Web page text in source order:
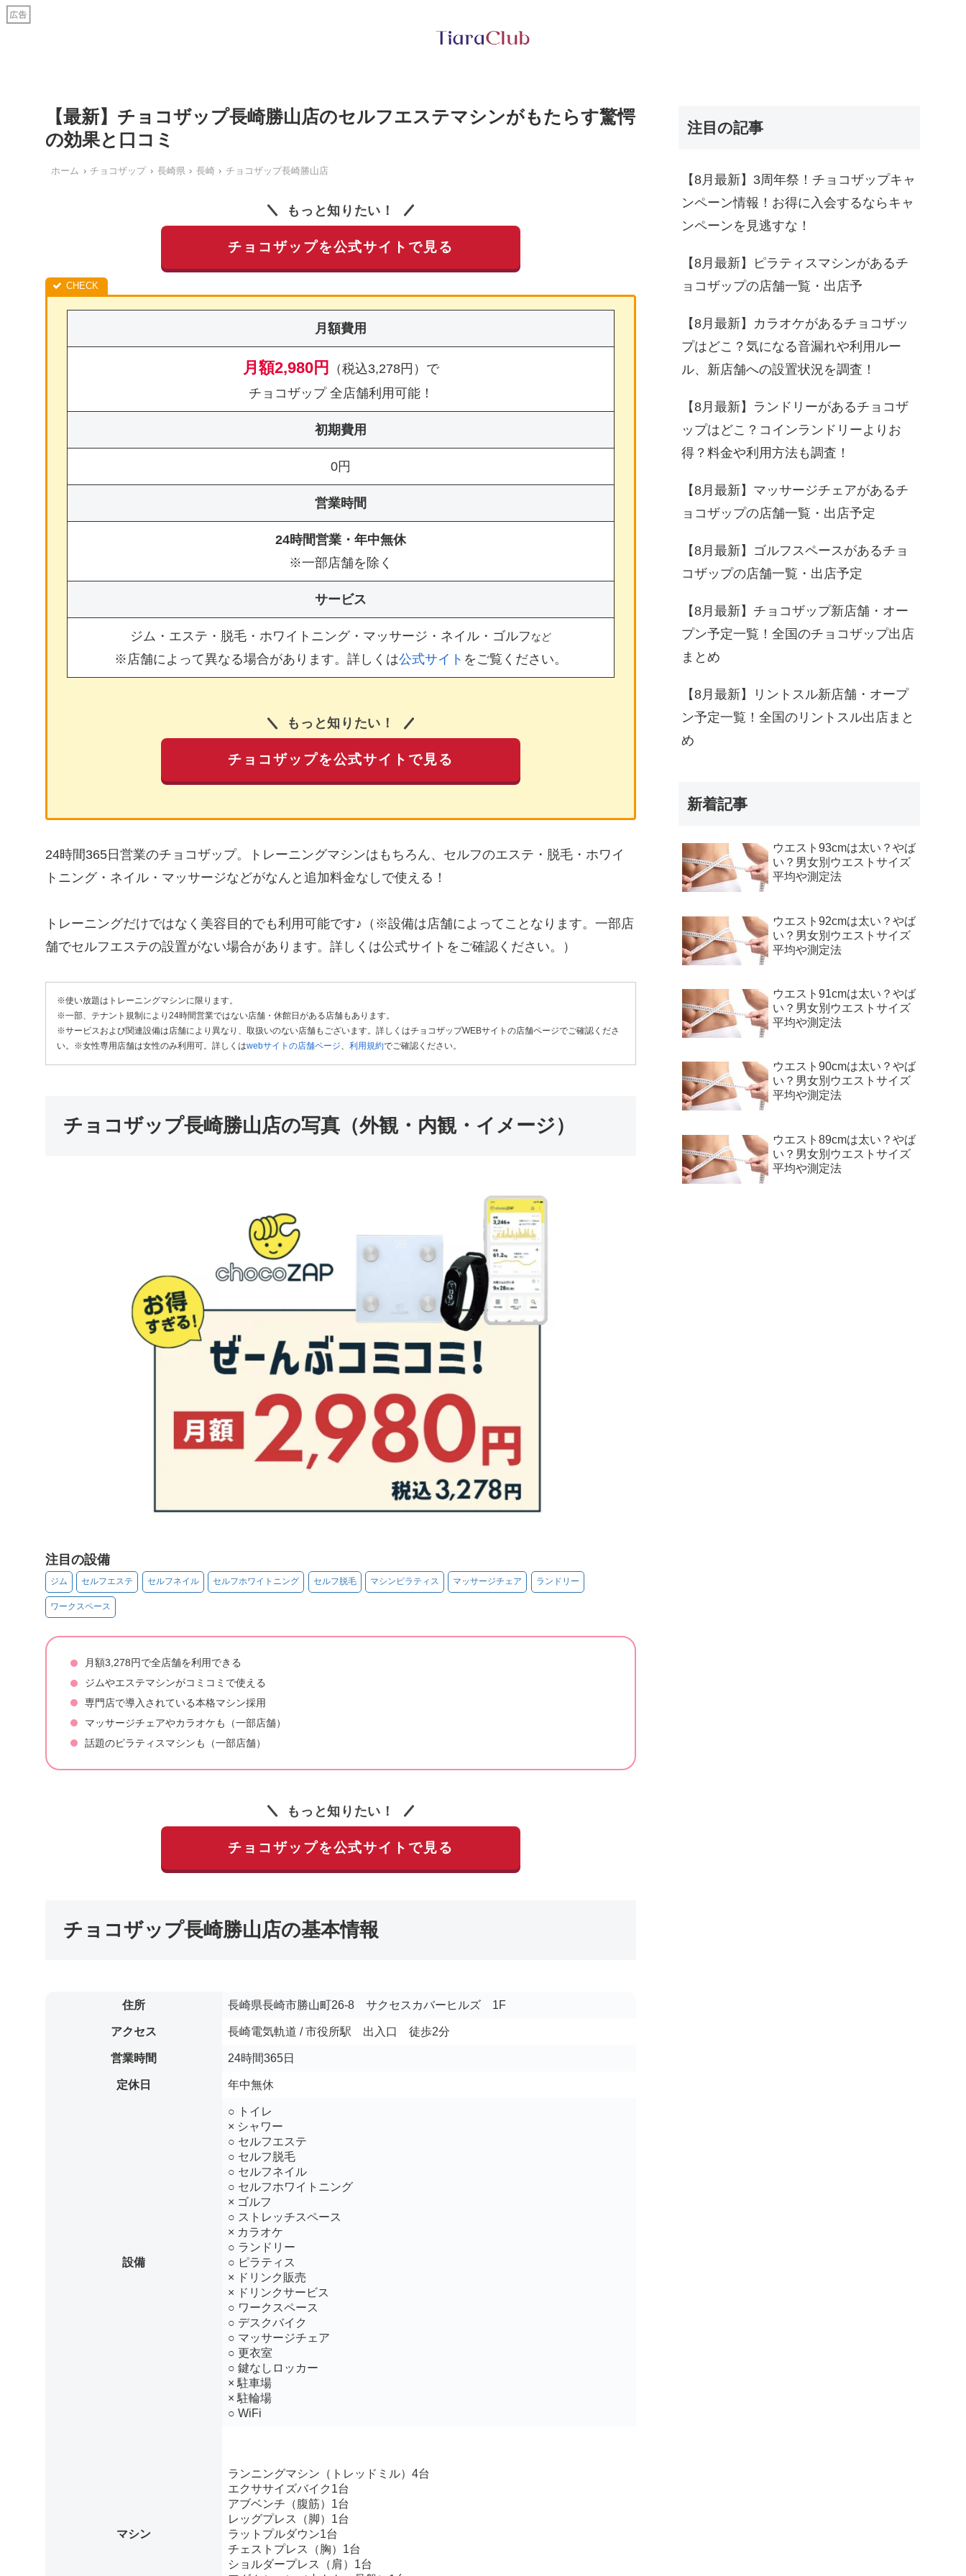
【最新】チョコザップ長崎勝山店のセルフエステマシンがもたらす驚愕
の効果と口コミ
ホーム チョコザップ 長崎県 長崎 チョコザップ長崎勝山店
もっと知りたい！
チョコザップを公式サイトで見る
月額費用
月額2,980円
（税込3,278円）で
チョコザップ 全店舗利用可能！
初期費用
0円
営業時間
24時間営業・年中無休
※一部店舗を除く
サービス
ジム・エステ・脱毛・ホワイトニング・マッサージ・ネイル・ゴルフなど
※店舗によって異なる場合があります。詳しくは公式サイト をご覧ください。
もっと知りたい！
チョコザップを公式サイトで見る
24時間365日営業のチョコザップ。トレーニングマシンはもちろん、セルフのエステ・脱毛・ホワイ
トニング・ネイル・マッサージなどがなんと追加料金なしで使える！
トレーニングだけではなく美容目的でも利用可能です♪（※設備は店舗によってことなります。一部店
舗でセルフエステの設置がない場合があります。詳しくは公式サイトをご確認ください。）
※使い放題はトレーニングマシンに限ります。
※一部、テナント規制により24時間営業ではない店舗・休館日がある店舗もあります。
※サービスおよび関連設備は店舗により異なり、取扱いのない店舗もございます。詳しくはチョコザップWEBサイトの店舗ページでご確認くださ
い。※女性専用店舗は女性のみ利用可。詳しくはwebサイトの店舗ページ 利用規約でご確認ください。
チョコザップ長崎勝山店の写真（外観・内観・イメージ）
注目の設備
ジム セルフエステ セルフネイル セルフホワイトニング セルフ脱毛 マシンピラティス マッサージチェア ランドリー
ワークスペース
月額3,278円で全店舗を利用できる
ジムやエステマシンがコミコミで使える
専門店で導入されている本格マシン採用
マッサージチェアやカラオケも（一部店舗）
話題のピラティスマシンも（一部店舗）
もっと知りたい！
チョコザップを公式サイトで見る
チョコザップ長崎勝山店の基本情報
住所 長崎県長崎市勝山町26-8 サクセスカバーヒルズ 1F
アクセス 長崎電気軌道 / 市役所駅 出入口 徒歩2分
営業時間 24時間365日
定休日 年中無休
設備
○ トイレ
× シャワー
○ セルフエステ
○ セルフ脱毛
○ セルフネイル
○ セルフホワイトニング
× ゴルフ
○ ストレッチスペース
× カラオケ
○ ランドリー
○ ピラティス
× ドリンク販売
× ドリンクサービス
○ ワークスペース
○ デスクバイク
○ マッサージチェア
○ 更衣室
○ 鍵なしロッカー
× 駐車場
× 駐輪場
○ WiFi
マシン
ランニングマシン（トレッドミル）4台
エクササイズバイク1台
アブベンチ（腹筋）1台
レッグプレス（脚）1台
ラットプルダウン1台
チェストプレス（胸）1台
ショルダープレス（肩）1台
注目の記事
【8月最新】3周年祭！チョコザップキャ
ンペーン情報！お得に入会するならキャ
ンペーンを見逃すな！
【8月最新】ピラティスマシンがあるチ
ョコザップの店舗一覧・出店予
【8月最新】カラオケがあるチョコザッ
プはどこ？気になる音漏れや利用ルー
ル、新店舗への設置状況を調査！
【8月最新】ランドリーがあるチョコザ
ップはどこ？コインランドリーよりお
得？料金や利用方法も調査！
【8月最新】マッサージチェアがあるチ
ョコザップの店舗一覧・出店予定
【8月最新】ゴルフスペースがあるチョ
コザップの店舗一覧・出店予定
【8月最新】チョコザップ新店舗・オー
プン予定一覧！全国のチョコザップ出店
まとめ
【8月最新】リントスル新店舗・オープ
ン予定一覧！全国のリントスル出店まと
め
新着記事
ウエスト93cmは太い？やば
い？男女別ウエストサイズ
平均や測定法
ウエスト92cmは太い？やば
い？男女別ウエストサイズ
平均や測定法
ウエスト91cmは太い？やば
い？男女別ウエストサイズ
平均や測定法
ウエスト90cmは太い？やば
い？男女別ウエストサイズ
平均や測定法
ウエスト89cmは太い？やば
い？男女別ウエストサイズ
平均や測定法